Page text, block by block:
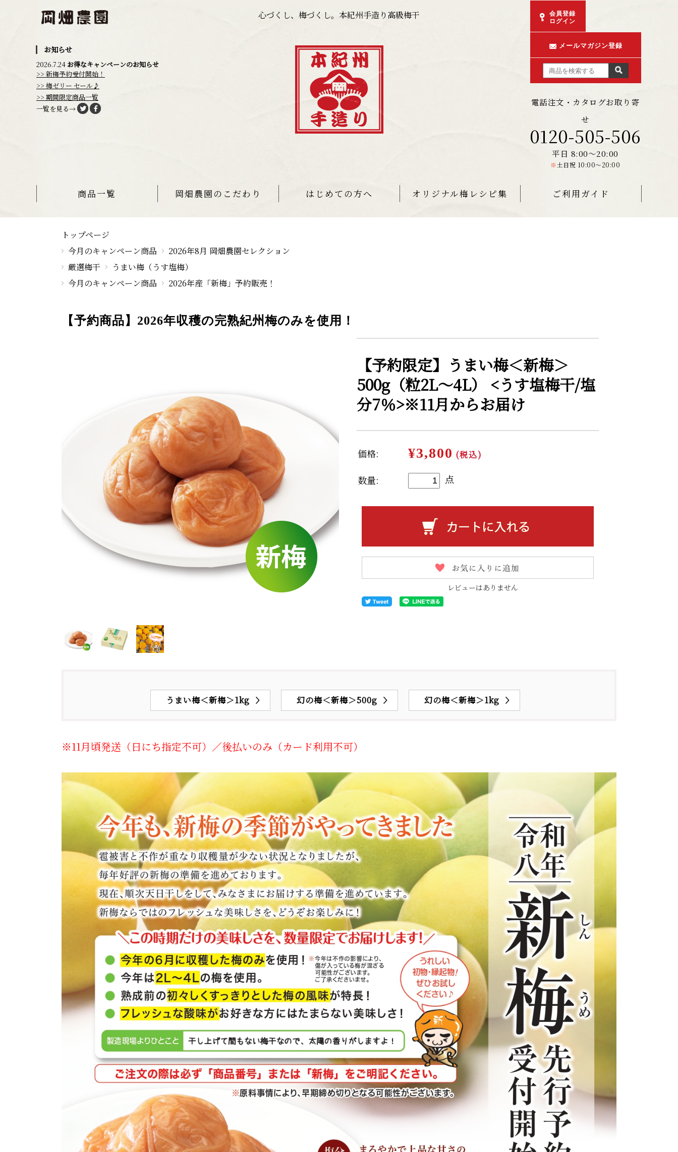
お知らせ
2026.7.24お得なキャンペーンのお知らせ
>> 新梅予約受付開始！
>> 梅ゼリー セール♪
>> 期間限定商品一覧
一覧を見る→
心づくし、梅づくし。本紀州手造り高級梅干
会員登録
ログイン
メールマガジン登録
電話注文・カタログお取り寄
せ
0120-505-506
平日 8:00〜20:00
※土日祝 10:00〜20:00
商品一覧 岡畑農園のこだわり はじめての方へ オリジナル梅レシピ集 ご利用ガイド
トップページ
今月のキャンペーン商品
2026年8月 岡畑農園セレクション
厳選梅干
うまい梅（うす塩梅）
今月のキャンペーン商品
2026年産「新梅」予約販売！
【予約商品】2026年収穫の完熟紀州梅のみを使用！
【予約限定】うまい梅＜新梅＞
500g（粒2L〜4L） <うす塩梅干/塩
分7％>※11月からお届け
価格: ¥3,800 (税込)
数量: 点
レビューはありません
うまい梅＜新梅＞1kg 幻の梅＜新梅＞500g 幻の梅＜新梅＞1kg
※11月頃発送（日にち指定不可）／後払いのみ（カード利用不可）